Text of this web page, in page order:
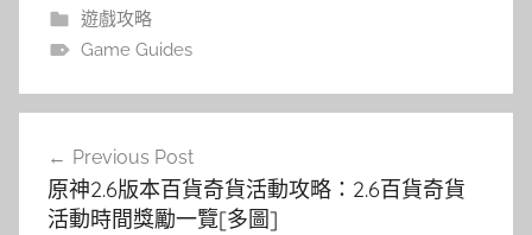
遊戲攻略
Game Guides
Previous Post
原神2.6版本百貨奇貨活動攻略：2.6百貨奇貨
活動時間獎勵一覽[多圖]